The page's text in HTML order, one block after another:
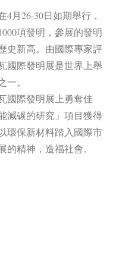
月26-30日如期舉行，
項發明，參展的發明
史新高。由國際專家評
國際發明展是世界上舉
。
國際發明展上勇奪佳
減碳的研究」項目獲得
環保新材料踏入國際市
精神，造福社會。